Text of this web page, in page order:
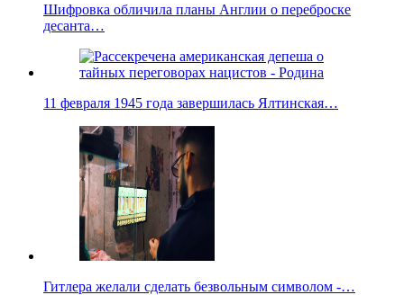
Шифровка обличила планы Англии о переброске
десанта…
11 февраля 1945 года завершилась Ялтинская…
Гитлера желали сделать безвольным символом -…